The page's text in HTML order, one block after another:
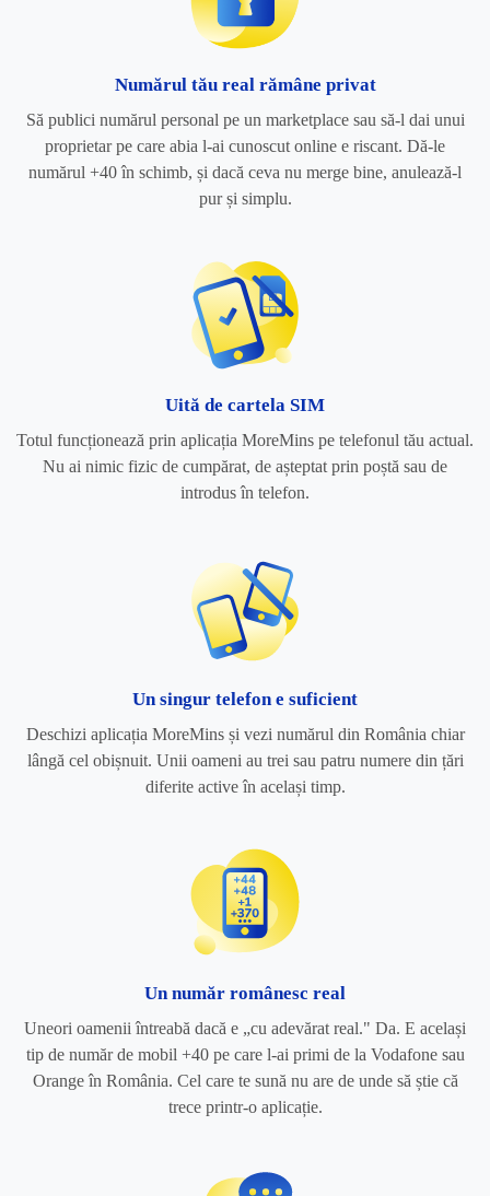
Numărul tău real rămâne privat
Să publici numărul personal pe un marketplace sau să-l dai unui
proprietar pe care abia l-ai cunoscut online e riscant. Dă-le
numărul +40 în schimb, și dacă ceva nu merge bine, anulează-l
pur și simplu.
Uită de cartela SIM
Totul funcționează prin aplicația MoreMins pe telefonul tău actual.
Nu ai nimic fizic de cumpărat, de așteptat prin poștă sau de
introdus în telefon.
Un singur telefon e suficient
Deschizi aplicația MoreMins și vezi numărul din România chiar
lângă cel obișnuit. Unii oameni au trei sau patru numere din țări
diferite active în același timp.
Un număr românesc real
Uneori oamenii întreabă dacă e „cu adevărat real." Da. E același
tip de număr de mobil +40 pe care l-ai primi de la Vodafone sau
Orange în România. Cel care te sună nu are de unde să știe că
trece printr-o aplicație.